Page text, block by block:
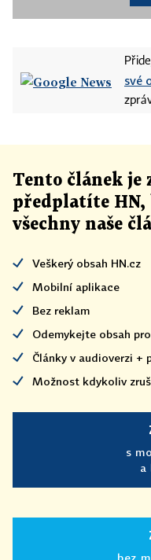
své
Tento článek je
předplatíte HN,
všechny naše
Veškerý obsah HN.cz
Mobilní aplikace
Bez reklam
Odemykejte obsah
Články v audioverzi +
Možnost kdykoliv
s
a
bez